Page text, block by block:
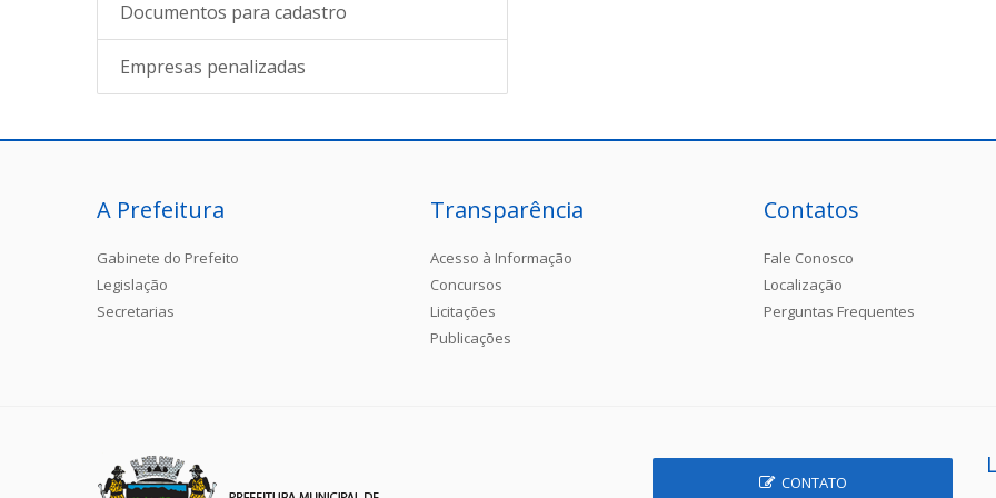
Documentos para cadastro
Empresas penalizadas
A Prefeitura
Gabinete do Prefeito
Legislação
Secretarias
Transparência
Acesso à Informação
Concursos
Licitações
Publicações
Contatos
Fale Conosco
Localização
Perguntas Frequentes
CONTATO